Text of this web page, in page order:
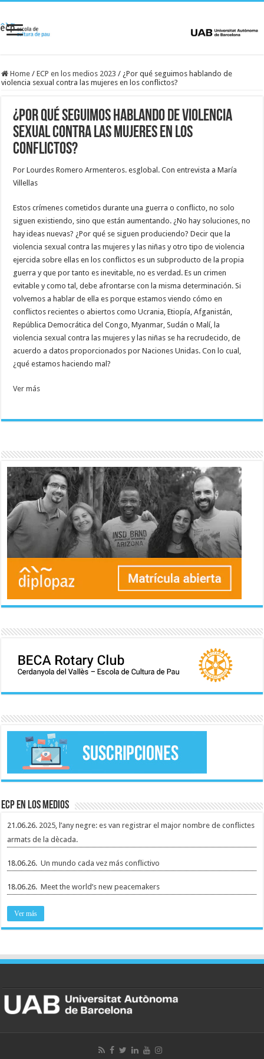
Home / ECP en los medios 2023 / ¿Por qué seguimos hablando de
violencia sexual contra las mujeres en los conflictos?
¿Por qué seguimos hablando de violencia
sexual contra las mujeres en los
conflictos?
Por Lourdes Romero Armenteros. esglobal. Con entrevista a María
Villellas
Estos crímenes cometidos durante una guerra o conflicto, no solo
siguen existiendo, sino que están aumentando. ¿No hay soluciones, no
hay ideas nuevas? ¿Por qué se siguen produciendo? Decir que la
violencia sexual contra las mujeres y las niñas y otro tipo de violencia
ejercida sobre ellas en los conflictos es un subproducto de la propia
guerra y que por tanto es inevitable, no es verdad. Es un crimen
evitable y como tal, debe afrontarse con la misma determinación. Si
volvemos a hablar de ella es porque estamos viendo cómo en
conflictos recientes o abiertos como Ucrania, Etiopía, Afganistán,
República Democrática del Congo, Myanmar, Sudán o Malí, la
violencia sexual contra las mujeres y las niñas se ha recrudecido, de
acuerdo a datos proporcionados por Naciones Unidas. Con lo cual,
¿qué estamos haciendo mal?
Ver más
ECP en los medios
21.06.26. 2025, l’any negre: es van registrar el major nombre de conflictes
armats de la dècada.
18.06.26.Un mundo cada vez más conflictivo
18.06.26.Meet the world’s new peacemakers
Ver más